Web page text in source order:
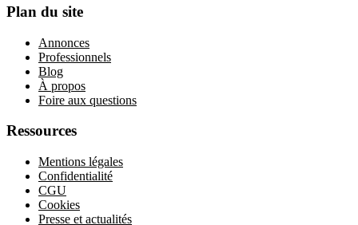
Plan du site
Annonces
Professionnels
Blog
À propos
Foire aux questions
Ressources
Mentions légales
Confidentialité
CGU
Cookies
Presse et actualités